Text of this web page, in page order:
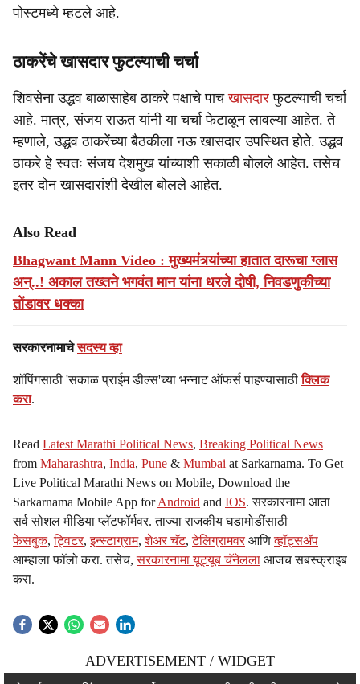
पोस्टमध्ये म्हटले आहे.
ठाकरेंचे खासदार फुटल्याची चर्चा
शिवसेना उद्धव बाळासाहेब ठाकरे पक्षाचे पाचखासदारफुटल्याची चर्चा
आहे. मात्र, संजय राऊत यांनी या चर्चा फेटाळून लावल्या आहेत. ते
म्हणाले, उद्धव ठाकरेंच्या बैठकीला नऊ खासदार उपस्थित होते. उद्धव
ठाकरे हे स्वतः संजय देशमुख यांच्याशी सकाळी बोलले आहेत. तसेच
इतर दोन खासदारांशी देखील बोलले आहेत.
Also Read
Bhagwant Mann Video : मुख्यमंत्र्यांच्या हातात दारूचा ग्लास
अन्..! अकाल तख्तने भगवंत मान यांना धरले दोषी, निवडणुकीच्या
तोंडावर धक्का
सरकारनामाचेसदस्य व्हा
शॉपिंगसाठी 'सकाळ प्राईम डील्स'च्या भन्नाट ऑफर्स पाहण्यासाठीक्लिक
करा.
Read Latest Marathi Political News, Breaking Political News
from Maharashtra, India, Pune & Mumbai at Sarkarnama. To Get
Live Political Marathi News on Mobile, Download the
Sarkarnama Mobile App forAndroid and IOS. सरकारनामा आता
सर्व सोशल मीडिया प्लॅटफॉर्मवर. ताज्या राजकीय घडामोडींसाठी
फेसबुक,ट्विटर,इन्स्टाग्राम,शेअर चॅट,टेलिग्रामवर आणिव्हॉट्सॲप
आम्हाला फॉलो करा. तसेच,सरकारनामा यूट्यूब चॅनेलला आजच सबस्क्राइब
करा.
ADVERTISEMENT / WIDGET